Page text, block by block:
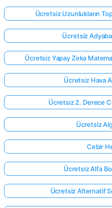
Ücretsiz Uzunlukların
Ücretsiz
Ücretsiz Yapay Zeka
Ücretsiz Hava
Ücretsiz 2. Derece
Ücretsiz
Cebir
Ücretsiz Alfa
Ücretsiz Alternatif